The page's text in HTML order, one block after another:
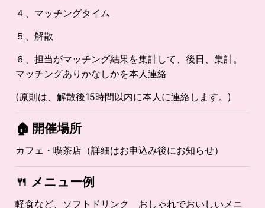
４、マッチングタイム
５、解散
６、担当がマッチング結果を集計して、後日、集計。
マッチングありかなしかを本人連絡
(原則は、解散後15時間以内に本人に連絡します。)
🏠 開催場所
カフェ・喫茶店（詳細はお申込み後にお知らせ）
🍴 メニュー例
軽食など、ソフトドリンク おしゃれでおいしいメニ